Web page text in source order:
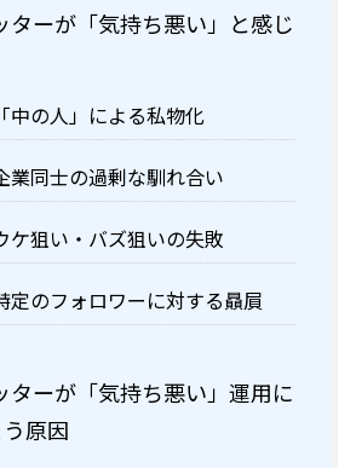
ターが「気持ち悪い」と感じ
の人」による私物化
同士の過剰な馴れ合い
狙い・バズ狙いの失敗
のフォロワーに対する贔屓
ターが「気持ち悪い」運用に
原因